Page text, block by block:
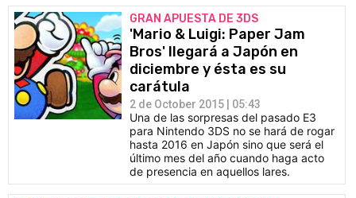
GRAN APUESTA DE 3DS
'Mario & Luigi: Paper Jam
Bros' llegará a Japón en
diciembre y ésta es su
carátula
2 de October 2015 | 05:43
Una de las sorpresas del pasado E3
para Nintendo 3DS no se hará de rogar
hasta 2016 en Japón sino que será el
último mes del año cuando haga acto
de presencia en aquellos lares.